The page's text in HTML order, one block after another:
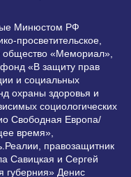
Минюстом РФ
просветительское,
общество «Мемориал»,
«В защиту прав
и социальных
охраны здоровья и
социологических
Свободная Европа/
время»,
правозащитник
Савицкая и Сергей
губерния» Денис